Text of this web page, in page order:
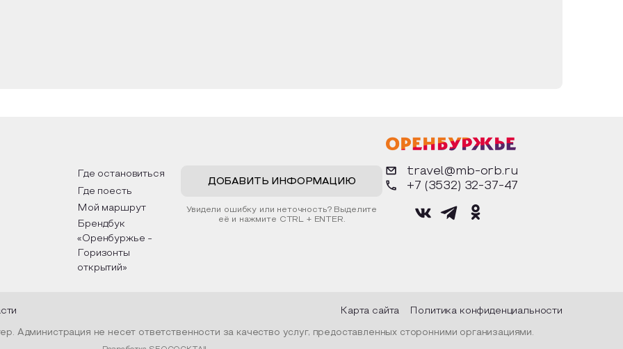
Где остановиться
Где поесть
Мой маршрут
Брендбук
«Оренбуржье -
Горизонты
открытий»
ДОБАВИТЬ ИНФОРМАЦИЮ
Увидели ошибку или неточность? Выделите
её и нажмите CTRL + ENTER.
travel@mb-orb.ru
+7 (3532) 32-37-47
Карта сайта Политика конфиденциальности
Администрация не несет ответственности за качество услуг, предоставленных сторонними организациями.